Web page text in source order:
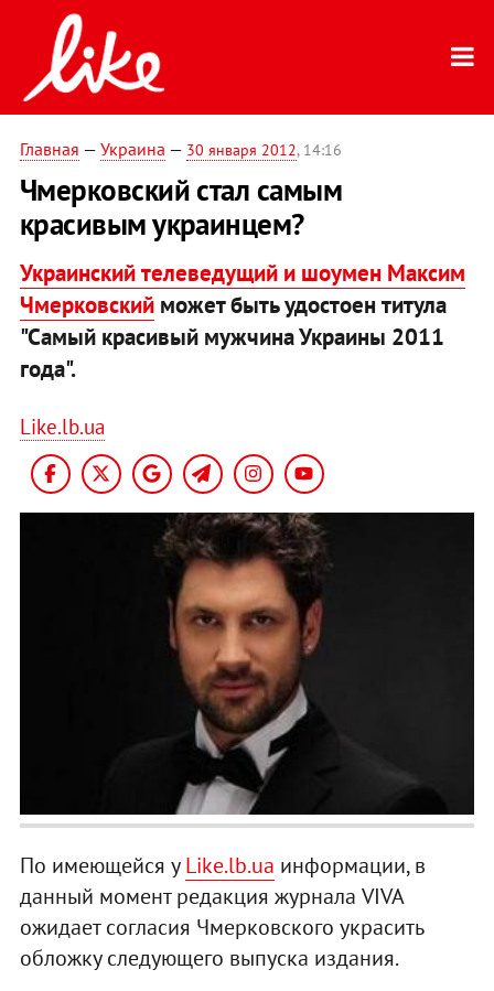
Главная — Украина — 30 января 2012, 14:16
Чмерковский стал самым
красивым украинцем?
Украинский телеведущий и шоумен Максим
Чмерковскийможет быть удостоен титула
"Самый красивый мужчина Украины 2011
года".
Like.lb.ua
По имеющейся уLike.lb.ua информации, в
данный момент редакция журнала VIVA
ожидает согласия Чмерковского украсить
обложку следующего выпуска издания.